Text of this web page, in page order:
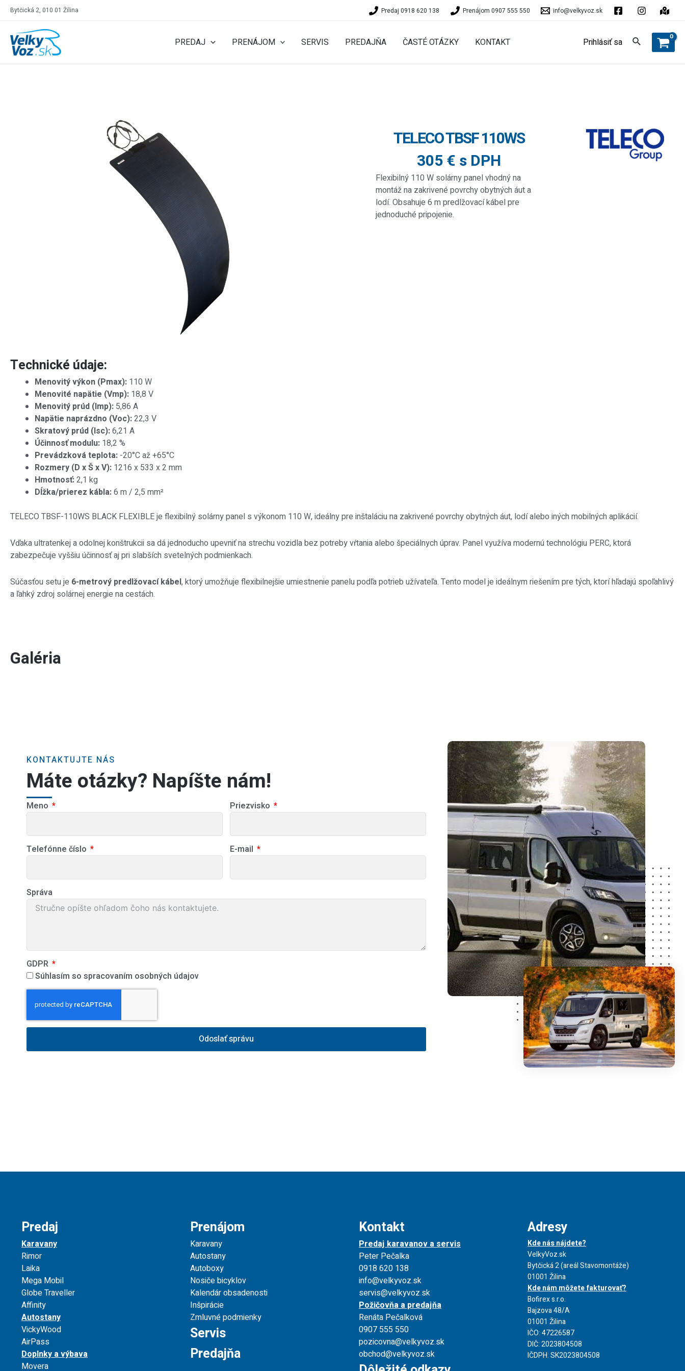
Bytčická 2, 010 01 Žilina Predaj 0918 620 138 Prenájom 0907 555 550 info@velkyvoz.sk
PREDAJ PRENÁJOM SERVIS PREDAJŇA ČASTÉ OTÁZKY KONTAKT Prihlásiť sa
TELECO TBSF 110WS
305 € s DPH
Flexibilný 110 W solárny panel vhodný na
montáž na zakrivené povrchy obytných áut a
lodí. Obsahuje 6 m predlžovací kábel pre
jednoduché pripojenie.
Technické údaje:
Menovitý výkon (Pmax): 110 W
Menovité napätie (Vmp): 18,8 V
Menovitý prúd (Imp): 5,86 A
Napätie naprázdno (Voc):22,3 V
Skratový prúd (Isc):6,21 A
Účinnosť modulu: 18,2 %
Prevádzková teplota: -20°C až +65°C
Rozmery (D x Š x V): 1216 x 533 x 2 mm
Hmotnosť:2,1 kg
Dĺžka/prierez kábla:6 m / 2,5 mm²
TELECO TBSF-110WS BLACK FLEXIBLE je flexibilný solárny panel s výkonom 110 W, ideálny pre inštaláciu na zakrivené povrchy obytných áut, lodí alebo iných mobilných aplikácií.
Vďaka ultratenkej a odolnej konštrukcii sa dá jednoducho upevniť na strechu vozidla bez potreby vŕtania alebo špeciálnych úprav. Panel využíva modernú technológiu PERC, ktorá
zabezpečuje vyššiu účinnosť aj pri slabších svetelných podmienkach.
Súčasťou setu je 6-metrový predlžovací kábel, ktorý umožňuje flexibilnejšie umiestnenie panelu podľa potrieb užívateľa. Tento model je ideálnym riešením pre tých, ktorí hľadajú spoľahlivý
a ľahký zdroj solárnej energie na cestách.
Galéria
KONTAKTUJTE NÁS
Máte otázky? Napíšte nám!
Meno Priezvisko
Telefónne číslo E-mail
Správa
GDPR
Súhlasím so spracovaním osobných údajov
Odoslať správu
Predaj
Karavany
Rimor
Laika
Mega Mobil
Globe Traveller
Affinity
Autostany
VickyWood
AirPass
Doplnky a výbava
Movera
Prenájom
Karavany
Autostany
Autoboxy
Nosiče bicyklov
Kalendár obsadenosti
Inšpirácie
Zmluvné podmienky
Servis
Predajňa
Kontakt
Predaj karavanov a servis
Peter Pečalka
0918 620 138
info@velkyvoz.sk
servis@velkyvoz.sk
Požičovňa a predajňa
Renáta Pečalková
0907 555 550
pozicovna@velkyvoz.sk
obchod@velkyvoz.sk
Adresy
Kde nás nájdete?
VelkyVoz.sk
Bytčická 2 (areál Stavomontáže)
01001 Žilina
Kde nám môžete fakturovať?
Bofirex s.r.o.
Bajzova 48/A
01001 Žilina
IČO: 47226587
DIČ: 2023804508
IČDPH: SK2023804508